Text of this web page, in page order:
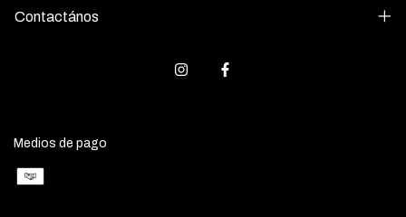
Contactános
Medios de pago